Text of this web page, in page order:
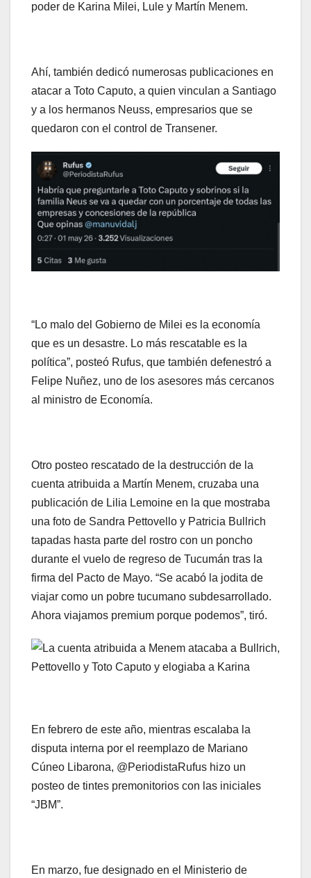
poder de Karina Milei, Lule y Martín Menem.
Ahí, también dedicó numerosas publicaciones en
atacar a Toto Caputo, a quien vinculan a Santiago
y a los hermanos Neuss, empresarios que se
quedaron con el control de Transener.
“Lo malo del Gobierno de Milei es la economía
que es un desastre. Lo más rescatable es la
política”, posteó Rufus, que también defenestró a
Felipe Nuñez, uno de los asesores más cercanos
al ministro de Economía.
Otro posteo rescatado de la destrucción de la
cuenta atribuida a Martín Menem, cruzaba una
publicación de Lilia Lemoine en la que mostraba
una foto de Sandra Pettovello y Patricia Bullrich
tapadas hasta parte del rostro con un poncho
durante el vuelo de regreso de Tucumán tras la
firma del Pacto de Mayo. “Se acabó la jodita de
viajar como un pobre tucumano subdesarrollado.
Ahora viajamos premium porque podemos”, tiró.
En febrero de este año, mientras escalaba la
disputa interna por el reemplazo de Mariano
Cúneo Libarona, @PeriodistaRufus hizo un
posteo de tintes premonitorios con las iniciales
“JBM”.
En marzo, fue designado en el Ministerio de